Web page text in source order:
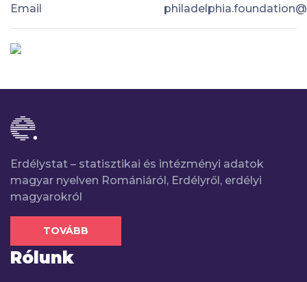
Email
Erdélystat – statisztikai és intézményi adatok
magyar nyelven Romániáról, Erdélyről, erdélyi
magyarokról
TOVÁBB
Rólunk